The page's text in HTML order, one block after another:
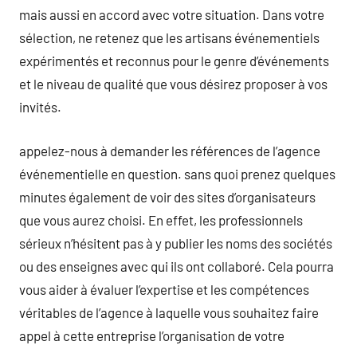
mais aussi en accord avec votre situation. Dans votre
sélection, ne retenez que les artisans événementiels
expérimentés et reconnus pour le genre d’événements
et le niveau de qualité que vous désirez proposer à vos
invités.
appelez-nous à demander les références de l’agence
événementielle en question. sans quoi prenez quelques
minutes également de voir des sites d’organisateurs
que vous aurez choisi. En effet, les professionnels
sérieux n’hésitent pas à y publier les noms des sociétés
ou des enseignes avec qui ils ont collaboré. Cela pourra
vous aider à évaluer l’expertise et les compétences
véritables de l’agence à laquelle vous souhaitez faire
appel à cette entreprise l’organisation de votre